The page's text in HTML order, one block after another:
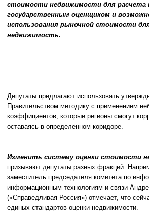
стоимости недвижимости для расчета
государственным оценщиком и
использования рыночной стоимости
недвижимость.
Депутаты предлагают использовать
Правительством методику с применением
коэффициентов, которые регионы смогут
оставаясь в определенном коридоре.
Изменить систему оценки стоимости
призывают депутаты разных фракций.
заместитель председателя комитета по
информационным технологиям и связи
(«Справедливая Россия») отмечает, что
единых стандартов оценки недвижимости.